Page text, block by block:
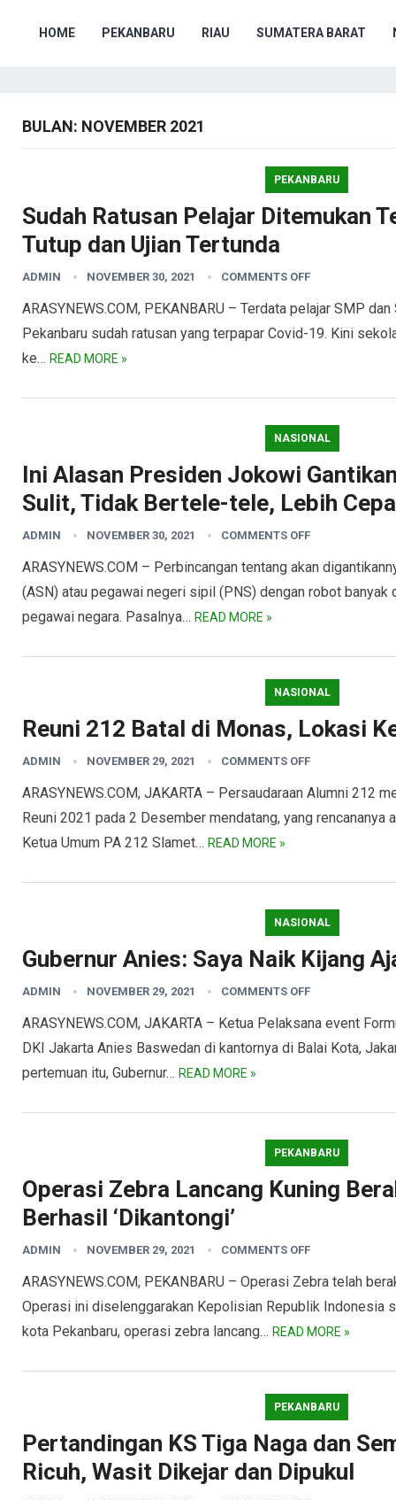
HOME PEKANBARU RIAU SUMATERA BARAT
BULAN: NOVEMBER 2021
PEKANBARU
Sudah Ratusan Pelajar Ditemukan
Tutup dan Ujian Tertunda
ADMIN NOVEMBER 30, 2021 COMMENTS OFF
ARASYNEWS.COM, PEKANBARU – Terdata pelajar SMP
Pekanbaru sudah ratusan yang terpapar Covid-19. Kini
ke… READ MORE »
NASIONAL
Ini Alasan Presiden Jokowi
Sulit, Tidak Bertele-tele, Lebih
ADMIN NOVEMBER 30, 2021 COMMENTS OFF
ARASYNEWS.COM – Perbincangan tentang akan
(ASN) atau pegawai negeri sipil (PNS) dengan robot
pegawai negara. Pasalnya… READ MORE »
NASIONAL
Reuni 212 Batal di Monas, Lokasi
ADMIN NOVEMBER 29, 2021 COMMENTS OFF
ARASYNEWS.COM, JAKARTA – Persaudaraan Alumni 212
Reuni 2021 pada 2 Desember mendatang, yang rencananya
Ketua Umum PA 212 Slamet… READ MORE »
NASIONAL
Gubernur Anies: Saya Naik Kijang
ADMIN NOVEMBER 29, 2021 COMMENTS OFF
ARASYNEWS.COM, JAKARTA – Ketua Pelaksana event
DKI Jakarta Anies Baswedan di kantornya di Balai Kota,
pertemuan itu, Gubernur… READ MORE »
PEKANBARU
Operasi Zebra Lancang Kuning
Berhasil ‘Dikantongi’
ADMIN NOVEMBER 29, 2021 COMMENTS OFF
ARASYNEWS.COM, PEKANBARU – Operasi Zebra telah
Operasi ini diselenggarakan Kepolisian Republik Indonesia
kota Pekanbaru, operasi zebra lancang… READ MORE »
PEKANBARU
Pertandingan KS Tiga Naga dan
Ricuh, Wasit Dikejar dan Dipukul